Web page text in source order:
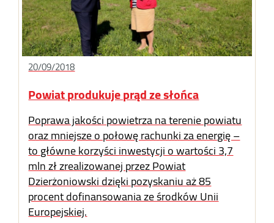
20/09/2018
Powiat produkuje prąd ze słońca
Poprawa jakości powietrza na terenie powiatu
oraz mniejsze o połowę rachunki za energię –
to główne korzyści inwestycji o wartości 3,7
mln zł zrealizowanej przez Powiat
Dzierżoniowski dzięki pozyskaniu aż 85
procent dofinansowania ze środków Unii
Europejskiej.